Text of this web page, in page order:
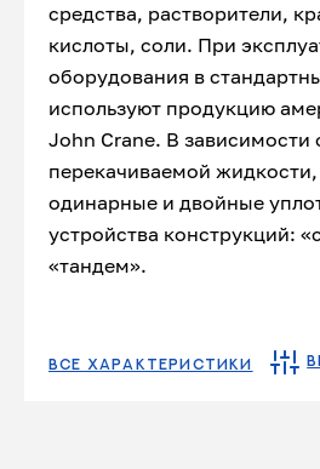
средства, растворители,
кислоты, соли. При
оборудования в
используют продукцию
John Crane. В зависимости
перекачиваемой
одинарные и двойные
устройства конструкций:
«тандем».
ВСЕ ХАРАКТЕРИСТИКИ